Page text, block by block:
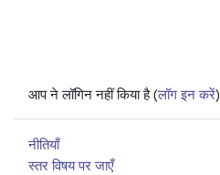
आप ने लॉगिन नहीं किया है (लॉग इन करें)
नीतियाँ
स्तर विषय पर जाएँ